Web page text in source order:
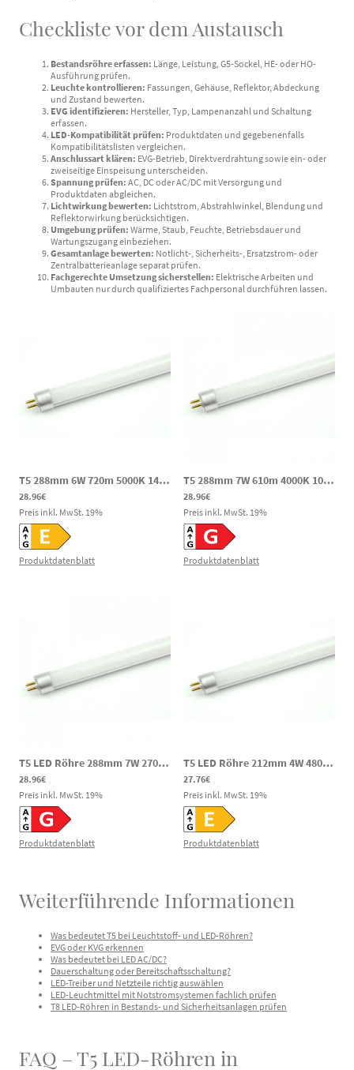
Checkliste vor dem Austausch
Bestandsröhre erfassen: Länge, Leistung, G5-Sockel, HE- oder HO-
Ausführung prüfen.
Leuchte kontrollieren: Fassungen, Gehäuse, Reflektor, Abdeckung
und Zustand bewerten.
EVG identifizieren: Hersteller, Typ, Lampenanzahl und Schaltung
erfassen.
LED-Kompatibilität prüfen: Produktdaten und gegebenenfalls
Kompatibilitätslisten vergleichen.
Anschlussart klären: EVG-Betrieb, Direktverdrahtung sowie ein- oder
zweiseitige Einspeisung unterscheiden.
Spannung prüfen: AC, DC oder AC/DC mit Versorgung und
Produktdaten abgleichen.
Lichtwirkung bewerten: Lichtstrom, Abstrahlwinkel, Blendung und
Reflektorwirkung berücksichtigen.
Umgebung prüfen: Wärme, Staub, Feuchte, Betriebsdauer und
Wartungszugang einbeziehen.
Gesamtanlage bewerten: Notlicht-, Sicherheits-, Ersatzstrom- oder
Zentralbatterieanlage separat prüfen.
Fachgerechte Umsetzung sicherstellen: Elektrische Arbeiten und
Umbauten nur durch qualifiziertes Fachpersonal durchführen lassen.
T5 288mm 6W 720m 5000K 145mA 36-45V DC LED Notlicht Röhre |
28.96€
Preis inkl. MwSt. 19%
Produktdatenblatt
T5 288mm 7W 610m 4000K 10-30V DC LED Notlicht Röhre
28.96€
Preis inkl. MwSt. 19%
Produktdatenblatt
T5 LED Röhre 288mm 7W 2700K DC 10-30V G5 540lm |
28.96€
Preis inkl. MwSt. 19%
Produktdatenblatt
T5 LED Röhre 212mm 4W 480lm 5000K DC 28–35V G5 mit Splitterschutz
27.76€
Preis inkl. MwSt. 19%
Produktdatenblatt
Weiterführende Informationen
Was bedeutet T5 bei Leuchtstoff- und LED-Röhren?
EVG oder KVG erkennen
Was bedeutet bei LED AC/DC?
Dauerschaltung oder Bereitschaftsschaltung?
LED-Treiber und Netzteile richtig auswählen
LED-Leuchtmittel mit Notstromsystemen fachlich prüfen
T8 LED-Röhren in Bestands- und Sicherheitsanlagen prüfen
FAQ – T5 LED-Röhren in